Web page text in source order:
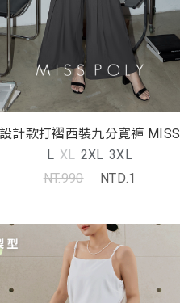
設計款打褶西裝九分寬褲 MISS
L XL 2XL 3XL
NT.990
NTD.1